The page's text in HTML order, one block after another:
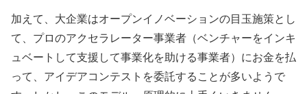
加えて、大企業はオープンイノベーションの目玉施策とし
て、プロのアクセラレーター事業者（ベンチャーをインキ
ュベートして支援して事業化を助ける事業者）にお金を払
って、アイデアコンテストを委託することが多いようで